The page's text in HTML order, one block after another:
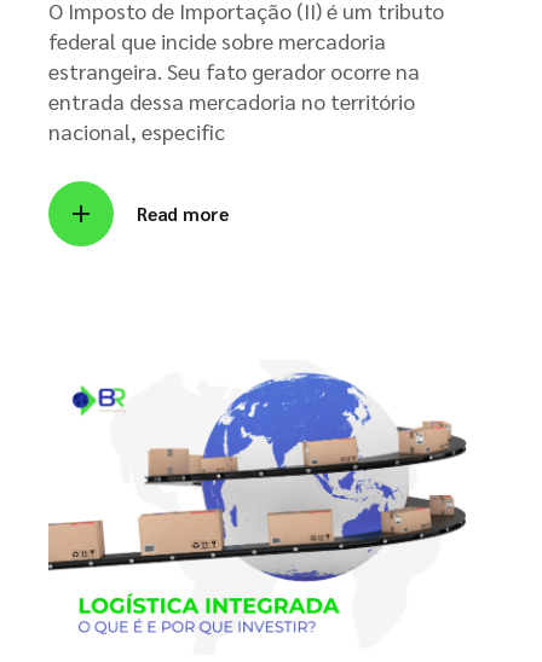
O Imposto de Importação (II) é um tributo
federal que incide sobre mercadoria
estrangeira. Seu fato gerador ocorre na
entrada dessa mercadoria no território
nacional, especific
Read more